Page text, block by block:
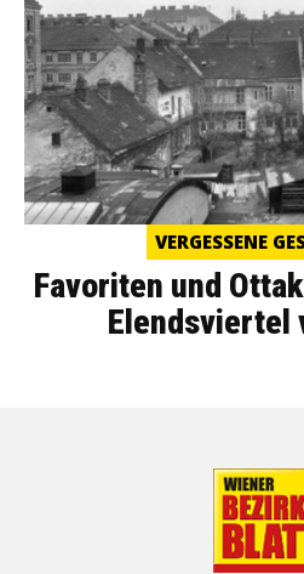
VERGESSENE
Favoriten und
Elendsviertel